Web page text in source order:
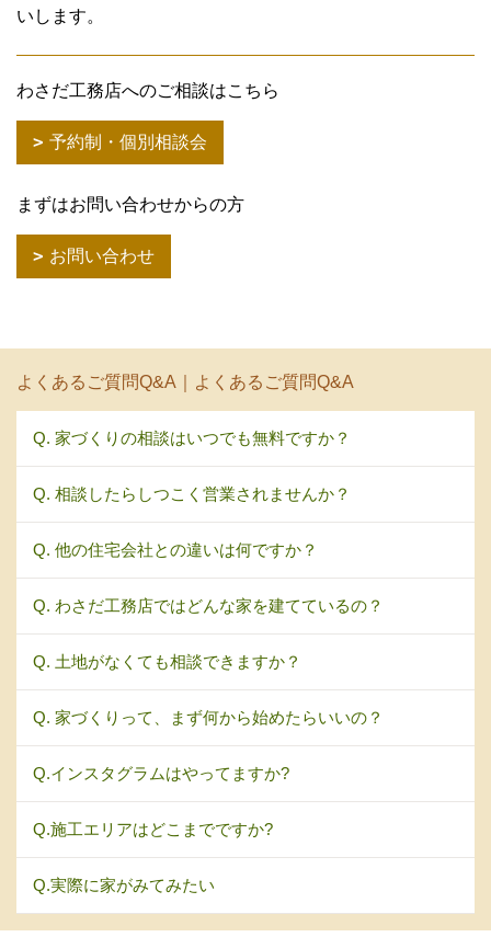
いします。
わさだ工務店へのご相談はこちら
予約制・個別相談会
まずはお問い合わせからの方
お問い合わせ
よくあるご質問Q&A｜よくあるご質問Q&A
Q. 家づくりの相談はいつでも無料ですか？
Q. 相談したらしつこく営業されませんか？
Q. 他の住宅会社との違いは何ですか？
Q. わさだ工務店ではどんな家を建てているの？
Q. 土地がなくても相談できますか？
Q. 家づくりって、まず何から始めたらいいの？
Q.インスタグラムはやってますか?
Q.施工エリアはどこまでですか?
Q.実際に家がみてみたい